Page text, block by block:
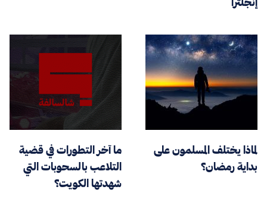
لماذا يختلف المسلمون على
بداية رمضان؟
ما آخر التطورات في قضية
التلاعب بالسحوبات التي
شهدتها الكويت؟